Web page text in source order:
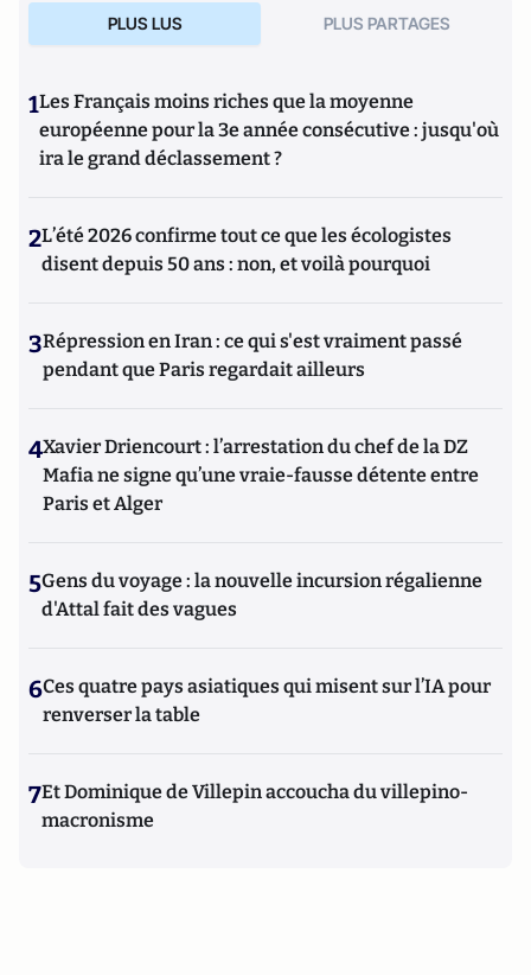
PLUS LUS PLUS PARTAGES
1Les Français moins riches que la moyenne
européenne pour la 3e année consécutive : jusqu'où
ira le grand déclassement ?
2L’été 2026 confirme tout ce que les écologistes
disent depuis 50 ans : non, et voilà pourquoi
3Répression en Iran : ce qui s'est vraiment passé
pendant que Paris regardait ailleurs
4Xavier Driencourt : l’arrestation du chef de la DZ
Mafia ne signe qu’une vraie-fausse détente entre
Paris et Alger
5Gens du voyage : la nouvelle incursion régalienne
d'Attal fait des vagues
6Ces quatre pays asiatiques qui misent sur l’IA pour
renverser la table
7Et Dominique de Villepin accoucha du villepino-
macronisme